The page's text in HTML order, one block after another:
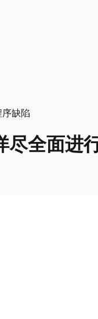
尽全面进